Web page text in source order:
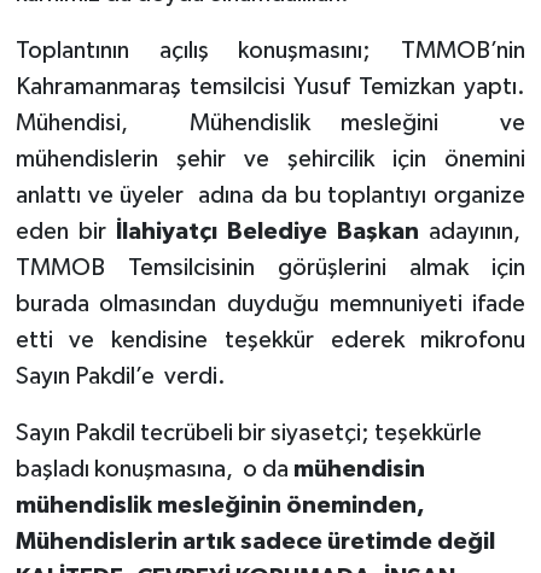
Toplantının açılış konuşmasını; TMMOB’nin
Kahramanmaraş temsilcisi Yusuf Temizkan yaptı.
Mühendisi,
Mühendislik mesleğini
ve
mühendislerin şehir ve şehircilik için önemini
anlattı ve üyeler
adına da bu toplantıyı organize
eden bir
İlahiyatçı Belediye Başkan adayının,
TMMOB Temsilcisinin görüşlerini almak için
burada olmasından duyduğu memnuniyeti ifade
etti ve kendisine teşekkür ederek mikrofonu
Sayın Pakdil’e verdi.
Sayın Pakdil tecrübeli bir siyasetçi; teşekkürle
başladı konuşmasına, o da mühendisin
mühendislik mesleğinin öneminden,
Mühendislerin artık sadece üretimde değil